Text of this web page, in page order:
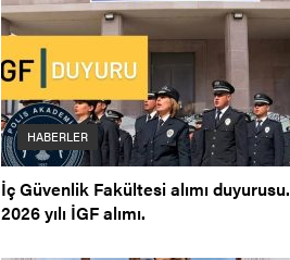
HABERLER
İç Güvenlik Fakültesi alımı duyurusu.
2026 yılı İGF alımı.